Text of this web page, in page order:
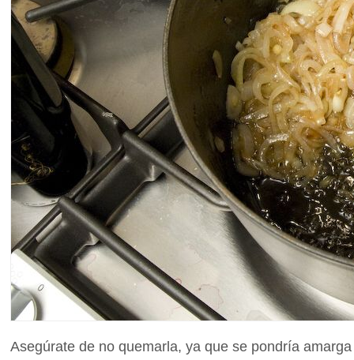
Asegúrate de no quemarla, ya que se pondría